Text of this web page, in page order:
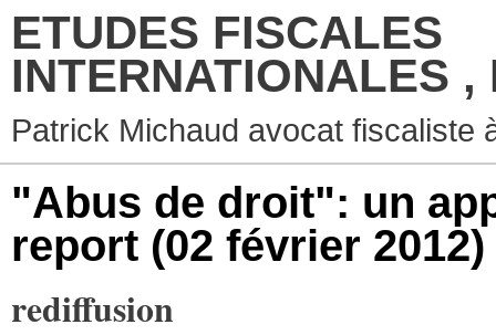
ETUDES FISCALES
INTERNATIONALES ,
Patrick Michaud avocat fiscaliste
"Abus de droit": un
report (02 février 2012)
rediffusion